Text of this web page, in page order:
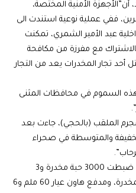
أن”الأجهزة الأمنية المختصة،
ففي عملية نوعية استندت الى
عبد الأمير الشمري، تمكنت
مع مفرزة من مكافحة
أحد تجار المخدرات يعد من التجار
السموم في محافظات المثنى
الملقب (بالحجي)، جاءت بعد
والمتوسطة في صحراء
وتابعت، أن”القوة المنفذة للواجب، ضبطت 3000 حبة مخدرة و3
كيلوغرامات من مادة الكريستال المخدرة، ومدفع هاون عيار 60 ملم و6